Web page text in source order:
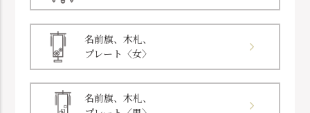
名前旗、木札、
プレート〈女〉
名前旗、木札、